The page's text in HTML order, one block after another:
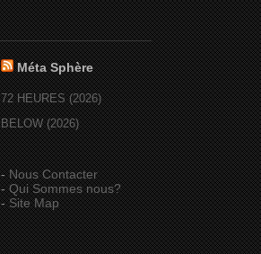
Méta Sphère
72 HEURES (2026)
BELOW (2026)
-Nous Contacter
-Qui Sommes nous?
-Site Map